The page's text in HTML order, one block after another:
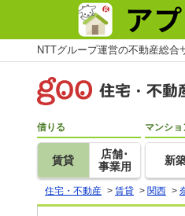
NTTグループ運営の不動産総合
借りる
賃貸
店舗･
事業用
マンショ
新
住宅・不動産 > 賃貸 > 関西 >